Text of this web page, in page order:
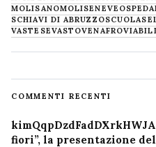
MOLISANOMOLISENEVE
SCHIAVI DI ABRUZZOSCUOLA
VASTESEVASTOVENAFRO
COMMENTI RECENTI
fiori”, la presentazione